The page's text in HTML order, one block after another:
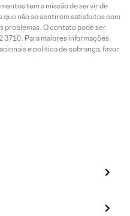
tem a missão de servir de
não se sentirem satisfeitos com
problemas. O contato pode ser
3710. Para maiores informações
e política de cobrança, favor